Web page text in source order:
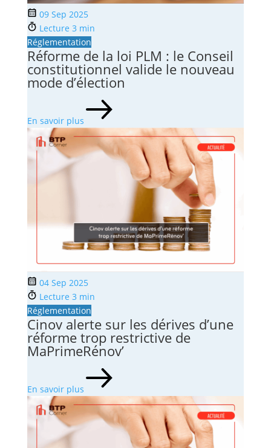
09 Sep 2025
Lecture 3 min
Réglementation
Réforme de la loi PLM : le Conseil
constitutionnel valide le nouveau
mode d’élection
En savoir plus
04 Sep 2025
Lecture 3 min
Réglementation
Cinov alerte sur les dérives d’une
réforme trop restrictive de
MaPrimeRénov’
En savoir plus